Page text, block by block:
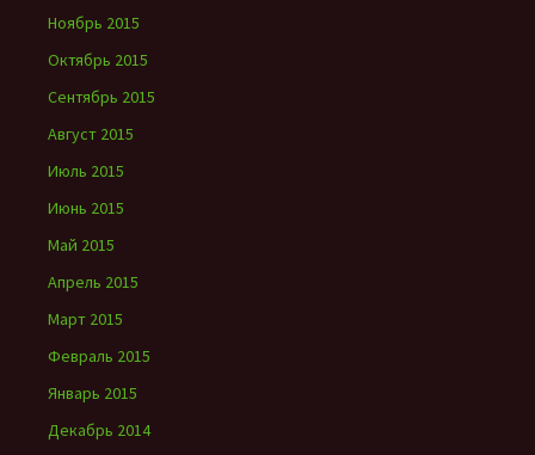
Ноябрь 2015
Октябрь 2015
Сентябрь 2015
Август 2015
Июль 2015
Июнь 2015
Май 2015
Апрель 2015
Март 2015
Февраль 2015
Январь 2015
Декабрь 2014